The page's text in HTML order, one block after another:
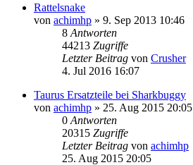
Rattelsnake
von achimhp » 9. Sep 2013 10:46
8 Antworten
44213 Zugriffe
Letzter Beitrag von Crusher
4. Jul 2016 16:07
Taurus Ersatzteile bei Sharkbuggy
von achimhp » 25. Aug 2015 20:05
0 Antworten
20315 Zugriffe
Letzter Beitrag von achimhp
25. Aug 2015 20:05